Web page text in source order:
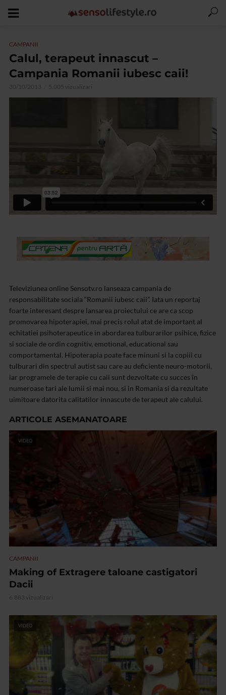
CAMPANII
Calul, terapeut innascut –
Campania Romanii iubesc caii!
30/10/2013 5.005 vizualizari
Televiziunea online Sensotv.ro lanseaza campania de
responsabilitate sociala “Romanii iubesc caii”. Iata un reportaj
foarte interesant despre lansarea proiectului ce are ca scop
promovarea hipoterapiei, mai precis rolul atat de important al
echitatiei psihoterapeutice in abordarea tulburarilor psihice, fizice
si sociale de ordin cognitiv, emotional, educational sau
comportamental. Hipoterapia poate face minuni si la copiii cu
tulburari din spectrul autist sau care au deficiente neuro-motorii,
iar programele de terapie cu caii sunt dezvoltate cu succes în
numeroase tari ale lumii si mai nou, si in Romania si da rezultate
uimitoare datorita calitatilor innascute de terapeut ale calului.
ARTICOLE ASEMANATOARE
VIDEO
CAMPANII
Making of Extragere taloane castigatori
Dacii
6.883 vizualizari
VIDEO